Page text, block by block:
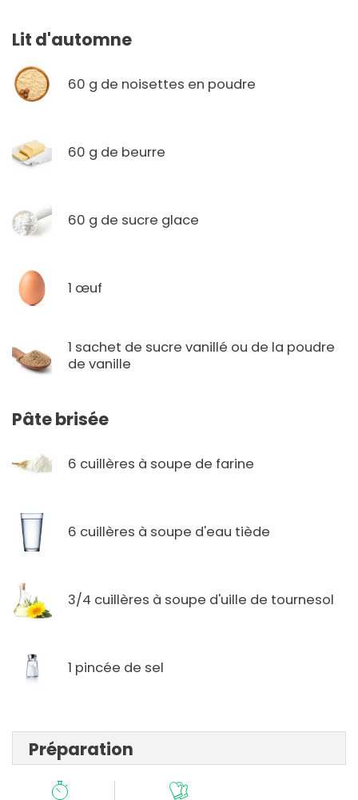
Lit d'automne
60 g de noisettes en poudre
60 g de beurre
60 g de sucre glace
1 œuf
1 sachet de sucre vanillé ou de la poudre
de vanille
Pâte brisée
6 cuillères à soupe de farine
6 cuillères à soupe d'eau tiède
3/4 cuillères à soupe d'uille de tournesol
1 pincée de sel
Préparation